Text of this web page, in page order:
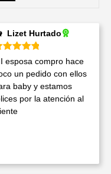
Lizet Hurtado
en5de 5
esposa compro hace
un pedido con ellos
baby y estamos
por la atención al